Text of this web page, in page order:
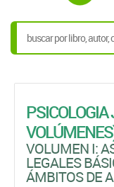
VOLUMEN I:
LEGALES
ÁMBITOS DE